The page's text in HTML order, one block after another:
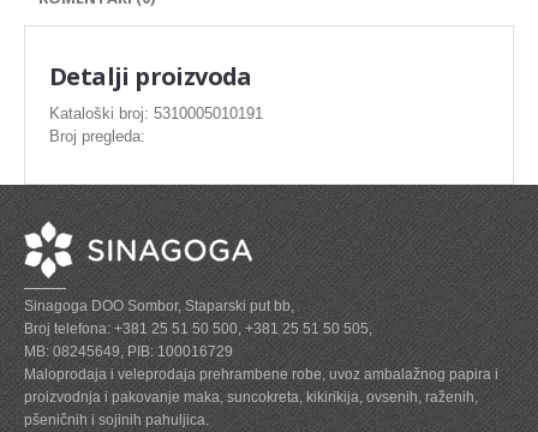
ZAMRZNUTO MESO SVINJSKO
ZAMRZNUTA RIBA
ZAMRZNUTO MESO PILETINA
PASTETE I MESNI NARESCI
TUNJEVINE I KONZERVE
GOTOVA JELA
SIROVINA ZA GASTRO
GASTRO
Detalji proizvoda
Kataloški broj: 5310005010191
Broj pregleda:
Sinagoga DOO Sombor, Staparski put bb,
Broj telefona: +381 25 51 50 500, +381 25 51 50 505,
MB: 08245649, PIB: 100016729
Maloprodaja i veleprodaja prehrambene robe, uvoz ambalažnog papira i
proizvodnja i pakovanje maka, suncokreta, kikirikija, ovsenih, raženih,
pšeničnih i sojinih pahuljica.